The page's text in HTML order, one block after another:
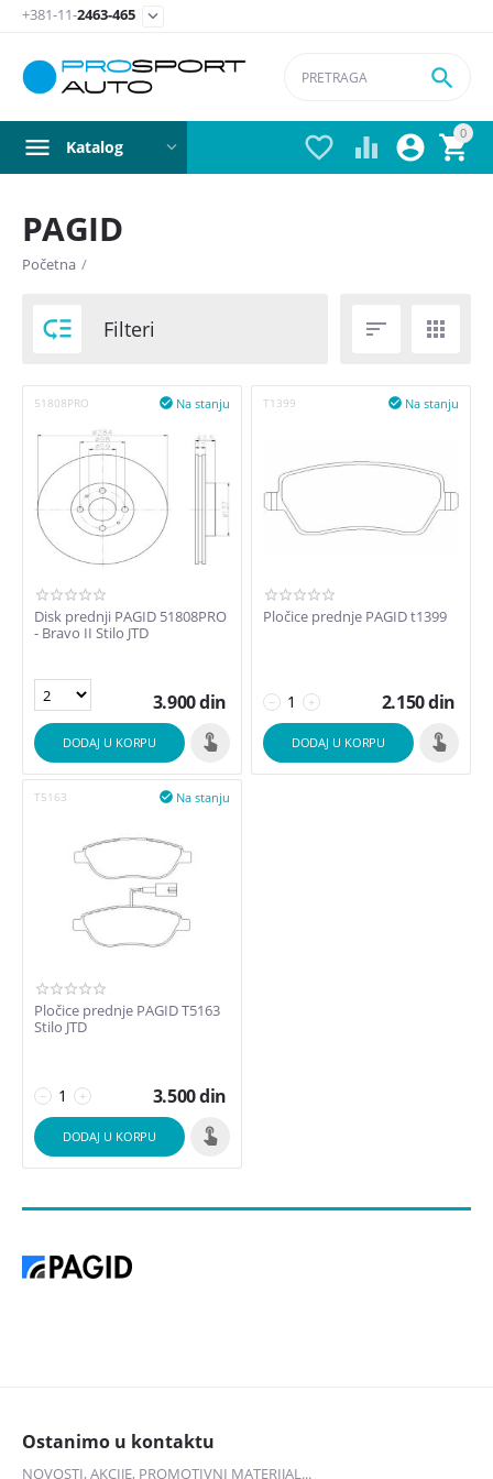
+381-11-2463-465 
0


 

Katalog
Postavite filter
Cena
PAGID
Početna /
 Filteri  
51808PRO Na stanju

Disk prednji PAGID 51808PRO
- Bravo II Stilo JTD
3.900din
DODAJ U KORPU
T1399 Na stanju

Pločice prednje PAGID t1399
+
− 2.150din
DODAJ U KORPU
T5163 Na stanju

Pločice prednje PAGID T5163
Stilo JTD
+
− 3.500din
DODAJ U KORPU
Ostanimo u kontaktu
NOVOSTI, AKCIJE, PROMOTIVNI MATERIJAL...